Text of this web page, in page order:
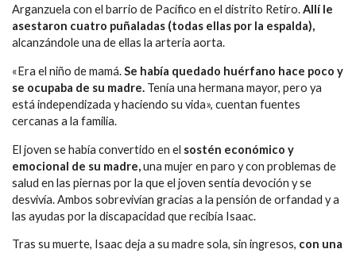
Arganzuela con el barrio de Pacífico en el distrito Retiro.Allí le
asestaron cuatro puñaladas (todas ellas por la espalda),
alcanzándole una de ellas la arteria aorta.
«Era el niño de mamá.Se había quedado huérfano hace poco y
se ocupaba de su madre. Tenía una hermana mayor, pero ya
está independizada y haciendo su vida», cuentan fuentes
cercanas a la familia.
El joven se había convertido en el sostén económico y
emocional de su madre,una mujer en paro y con problemas de
salud en las piernas por la que el joven sentía devoción y se
desvivía. Ambos sobrevivían gracias a la pensión de orfandad y a
las ayudas por la discapacidad que recibía Isaac.
Tras su muerte, Isaac deja a su madre sola, sin ingresos, con una